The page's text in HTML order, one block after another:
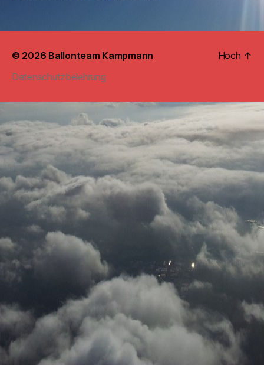
© 2026 Ballonteam Kampmann
Datenschutzbelehrung
Hoch ↑